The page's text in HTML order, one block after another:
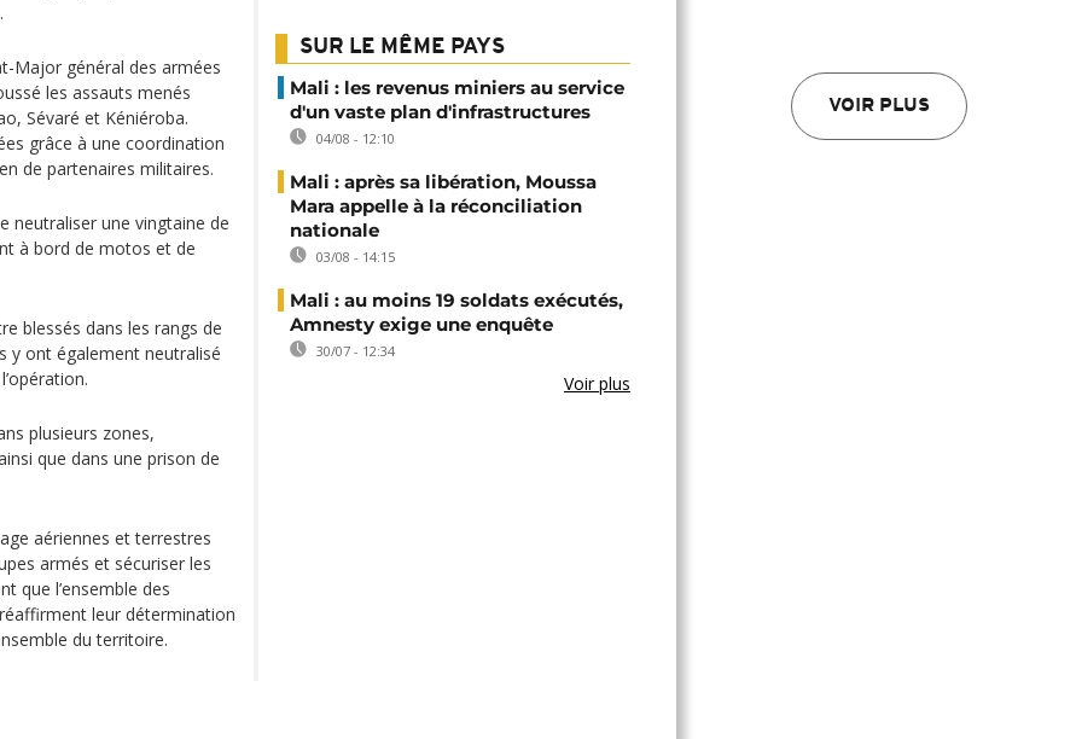
VOIR PLUS
Major général des armées
les assauts menés
Sévaré et Kéniéroba.
grâce à une coordination
de partenaires militaires.
neutraliser une vingtaine de
à bord de motos et de
blessés dans les rangs de
y ont également neutralisé
plusieurs zones,
que dans une prison de
aériennes et terrestres
armés et sécuriser les
que l’ensemble des
leur détermination
du territoire.
SUR LE MÊME PAYS
Mali : les revenus miniers au service
d'un vaste plan d'infrastructures
04/08 - 12:10
Mali : après sa libération, Moussa
Mara appelle à la réconciliation
nationale
03/08 - 14:15
Mali : au moins 19 soldats exécutés,
Amnesty exige une enquête
30/07 - 12:34
Voir plus